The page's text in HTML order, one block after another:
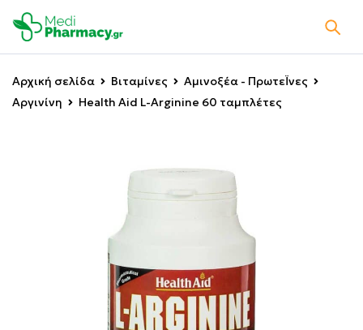
Αρχική σελίδα Βιταμίνες
Αμινοξέα - ΠρωτεΪνες
Αργινίνη
Health Aid L-Arginine 60 ταμπλέτες